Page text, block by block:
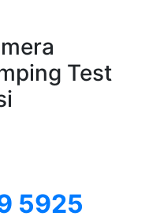
Test
5925